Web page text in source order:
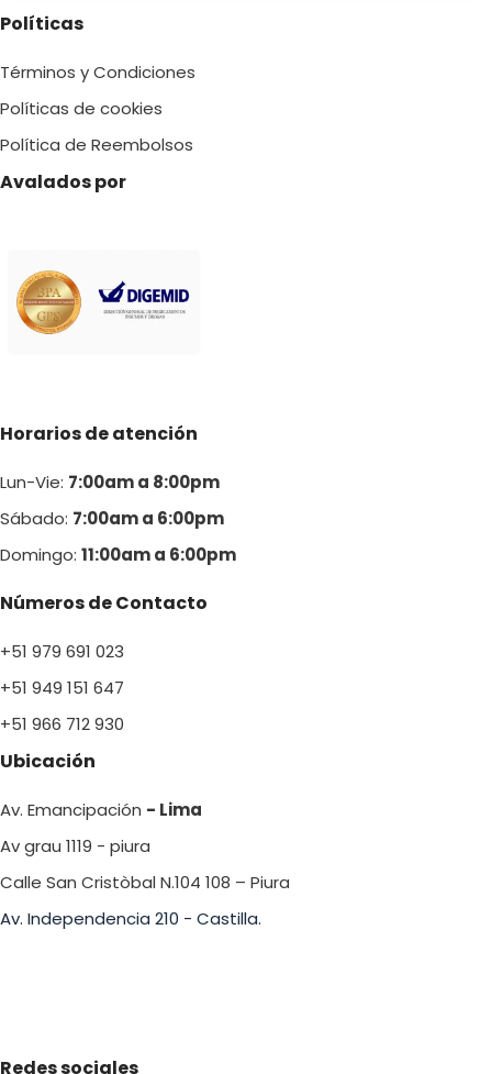
Políticas
Términos y Condiciones
Políticas de cookies
Política de Reembolsos
Avalados por
Horarios de atención
Lun-Vie: 7:00am a 8:00pm
Sábado: 7:00am a 6:00pm
Domingo: 11:00am a 6:00pm
Números de Contacto
+51 979 691 023
+51 949 151 647
+51 966 712 930
Ubicación
Av. Emancipación - Lima
Av grau 1119 - piura
Calle San Cristòbal N.104 108 – Piura
Av. Independencia 210 - Castilla.
Redes sociales